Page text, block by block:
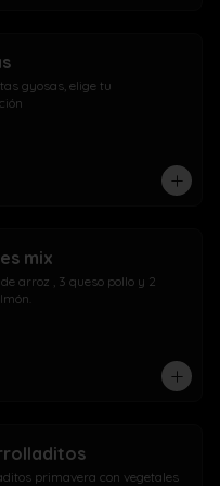
gyosas, elige tu
mix
arroz , 3 queso pollo y 2
primavera con vegetales